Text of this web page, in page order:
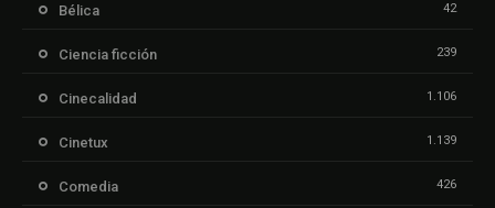
Bélica 42
Ciencia ficción 239
Cinecalidad 1.106
Cinetux 1.139
Comedia 426